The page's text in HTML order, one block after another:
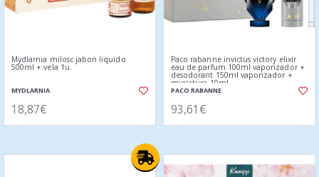
Mydlarnia milosc jabon liquido
500ml + vela 1u.
MYDLARNIA
18,87€
Paco rabanne invictus victory elixir
eau de parfum 100ml vaporizador +
desodorant 150ml vaporizador +
miniatura 10ml
PACO RABANNE
93,61€